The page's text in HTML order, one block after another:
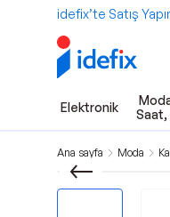
idefix’te Satış
Elektronik
Saat,
Ana sayfa Moda